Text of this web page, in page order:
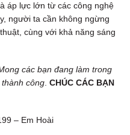
áp lực lớn từ các công nghệ
người ta cần không ngừng
cùng với khả năng sáng
các bạn đang làm trong
công CHÚC CÁC BẠN
– Em Hoài